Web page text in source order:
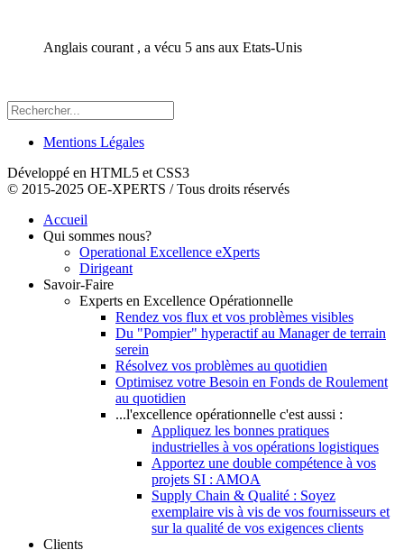
Anglais courant , a vécu 5 ans aux Etats-Unis
Mentions Légales
Développé en HTML5 et CSS3
© 2015-2025 OE-XPERTS / Tous droits réservés
Accueil
Qui sommes nous?
Operational Excellence eXperts
Dirigeant
Savoir-Faire
Experts en Excellence Opérationnelle
Rendez vos flux et vos problèmes visibles
Du "Pompier" hyperactif au Manager de terrain
serein
Résolvez vos problèmes au quotidien
Optimisez votre Besoin en Fonds de Roulement
au quotidien
...l'excellence opérationnelle c'est aussi :
Appliquez les bonnes pratiques
industrielles à vos opérations logistiques
Apportez une double compétence à vos
projets SI : AMOA
Supply Chain & Qualité : Soyez
exemplaire vis à vis de vos fournisseurs et
sur la qualité de vos exigences clients
Clients